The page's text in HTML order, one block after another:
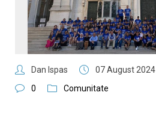
Dan Ispas 07 August 2024
0
Comunitate